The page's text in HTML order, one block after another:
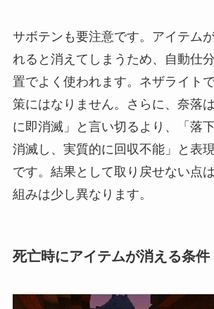
サボテンも要注意です。アイテム
れると消えてしまうため、自動仕
置でよく使われます。ネザライト
策にはなりません。さらに、奈落
に即消滅」と言い切るより、「落
消滅し、実質的に回収不能」と表
です。結果として取り戻せない点
組みは少し異なります。
死亡時にアイテムが消える条件